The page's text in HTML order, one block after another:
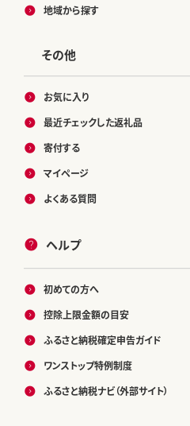
地域から探す
その他
お気に入り
最近チェックした返礼品
寄付する
マイページ
よくある質問
ヘルプ
初めての方へ
控除上限金額の目安
ふるさと納税確定申告ガイド
ワンストップ特例制度
ふるさと納税ナビ（外部サイト）